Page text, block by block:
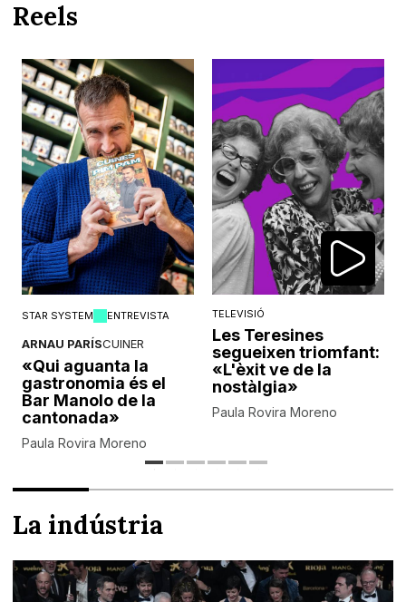
Reels
STAR SYSTEM ENTREVISTA
ARNAU PARÍSCUINER
«Qui aguanta la
gastronomia és el
Bar Manolo de la
cantonada»
Paula Rovira Moreno
TELEVISIÓ
Les Teresines
segueixen triomfant:
«L'èxit ve de la
nostàlgia»
Paula Rovira Moreno
La indústria